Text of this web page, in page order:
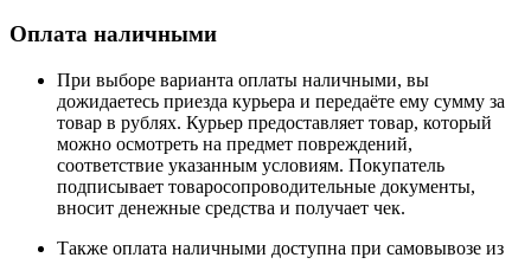
Оплата наличными
При выборе варианта оплаты наличными, вы
дожидаетесь приезда курьера и передаёте ему сумму за
товар в рублях. Курьер предоставляет товар, который
можно осмотреть на предмет повреждений,
соответствие указанным условиям. Покупатель
подписывает товаросопроводительные документы,
вносит денежные средства и получает чек.
Также оплата наличными доступна при самовывозе из